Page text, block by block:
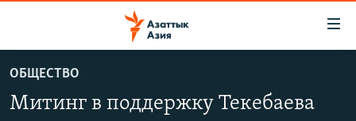
основному
ЦЕНТРАЛЬНАЯ АЗИЯ
КАЗАХСТАН
НОВОСТИ
ОБЩЕСТВО
Митинг в поддержку Текебаева